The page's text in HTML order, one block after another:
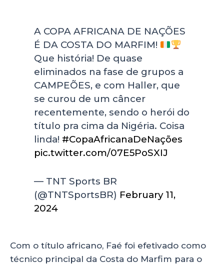
A COPA AFRICANA DE NAÇÕES
É DA COSTA DO MARFIM!
Que história! De quase
eliminados na fase de grupos a
CAMPEÕES, e com Haller, que
se curou de um câncer
recentemente, sendo o herói do
título pra cima da Nigéria. Coisa
linda! #CopaAfricanaDeNações
pic.twitter.com/07E5PoSXIJ
— TNT Sports BR
(@TNTSportsBR) February 11,
2024
Com o título africano, Faé foi efetivado como
técnico principal da Costa do Marfim para o